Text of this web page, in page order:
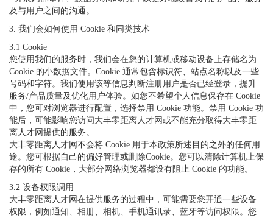
及与用户之间的沟通。
3. 我们会如何使用 Cookie 和同类技术
3.1 Cookie
您使用我们的服务时，我们会在您的计算机或移动设备上存储名为
Cookie 的小数据文件。Cookie 通常包含标识符、站点名称以及一些
号码和字符。我们使用该等信息判断注册用户是否已经登录，提升
服务/产品质量及优化用户体验。如您不希望个人信息保存在 Cookie
中，您可对浏览器进行配置，选择禁用 Cookie 功能。禁用 Cookie 功
能后，可能影响您访问大丰零距离人才网或不能充分取得大丰零距
离人才网提供的服务。
大丰零距离人才网不会将 Cookie 用于本政策所述目的之外的任何用
途。您可根据自己的偏好管理或删除Cookie。您可以清除计算机上保
存的所有 Cookie，大部分网络浏览器都设有阻止 Cookie 的功能。
3.2 设备权限调用
大丰零距离人才网在提供服务的过程中，可能需要您开通一些设备
权限，例如通知、相册、相机、手机通讯录、蓝牙等访问权限。您